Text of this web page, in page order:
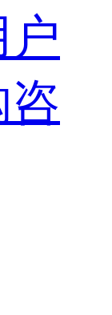
咨